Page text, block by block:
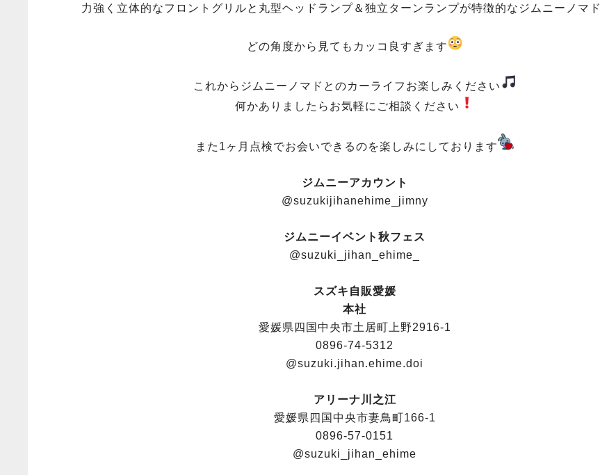
力強く立体的なフロントグリルと丸型ヘッドランプ＆独立ターンランプが特徴的なジムニーノマド
どの角度から見てもカッコ良すぎます
これからジムニーノマドとのカーライフお楽しみください
何かありましたらお気軽にご相談ください
また1ヶ月点検でお会いできるのを楽しみにしております
ジムニーアカウント
@suzukijihanehime_jimny
ジムニーイベント秋フェス
@suzuki_jihan_ehime_
スズキ自販愛媛
本社
愛媛県四国中央市土居町上野2916-1
0896-74-5312
@suzuki.jihan.ehime.doi
アリーナ川之江
愛媛県四国中央市妻鳥町166-1
0896-57-0151
@suzuki_jihan_ehime